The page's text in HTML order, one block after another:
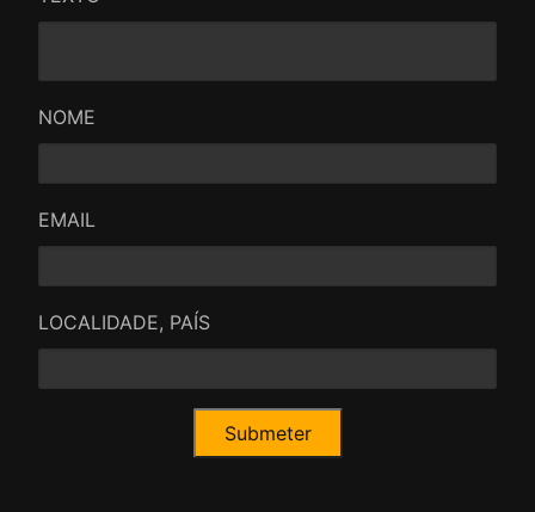
NOME
EMAIL
LOCALIDADE, PAÍS